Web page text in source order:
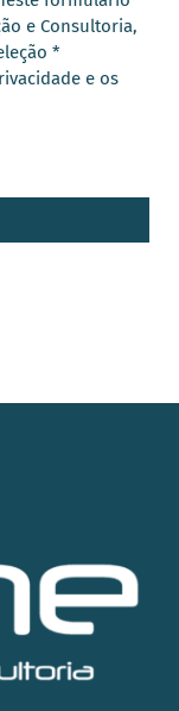
e Consultoria,
*
e os